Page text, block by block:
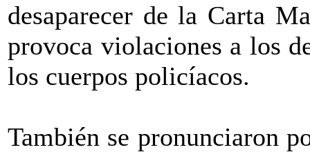
desaparecer de la Carta
provoca violaciones a los
los cuerpos policíacos.
También se pronunciaron